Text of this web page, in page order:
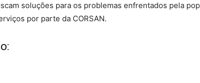
soluções para os problemas enfrentados pela
por parte da CORSAN.